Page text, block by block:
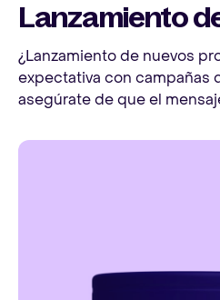
Lanzamiento
¿Lanzamiento de nuevos
expectativa con campañas
asegúrate de que el